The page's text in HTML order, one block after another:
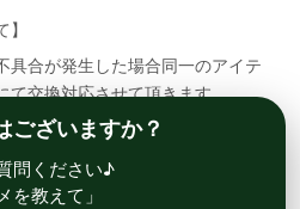
具合が発生した場合同一のアイテ
て交換対応させて頂きます。
送して頂く必要が御座いますので
ございますか？
問ください♪
を教えて」